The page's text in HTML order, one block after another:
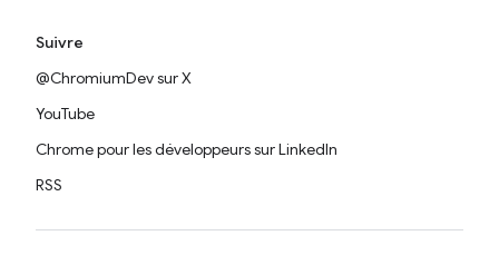
Suivre
@ChromiumDev sur X
YouTube
Chrome pour les développeurs sur LinkedIn
RSS